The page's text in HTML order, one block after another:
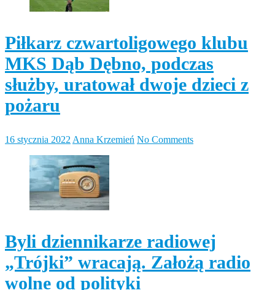
Piłkarz czwartoligowego klubu
MKS Dąb Dębno, podczas
służby, uratował dwoje dzieci z
pożaru
16 stycznia 2022 Anna Krzemień No Comments
Byli dziennikarze radiowej
„Trójki” wracają. Założą radio
wolne od polityki